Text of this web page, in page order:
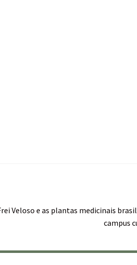
Veloso e as plantas medicinais
campus